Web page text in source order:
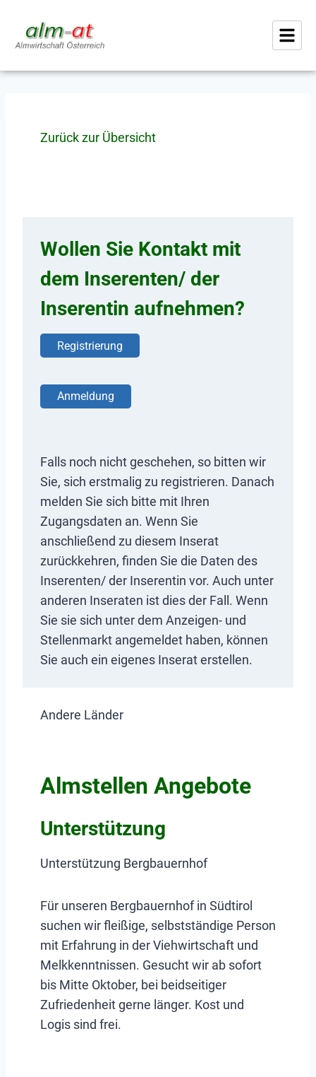
Zurück zur Übersicht
Wollen Sie Kontakt mit
dem Inserenten/ der
Inserentin aufnehmen?
Registrierung
Anmeldung
Falls noch nicht geschehen, so bitten wir
Sie, sich erstmalig zu registrieren. Danach
melden Sie sich bitte mit Ihren
Zugangsdaten an. Wenn Sie
anschließend zu diesem Inserat
zurückkehren, finden Sie die Daten des
Inserenten/ der Inserentin vor. Auch unter
anderen Inseraten ist dies der Fall. Wenn
Sie sie sich unter dem Anzeigen- und
Stellenmarkt angemeldet haben, können
Sie auch ein eigenes Inserat erstellen.
Andere Länder
Almstellen Angebote
Unterstützung
Unterstützung Bergbauernhof
Für unseren Bergbauernhof in Südtirol
suchen wir fleißige, selbstständige Person
mit Erfahrung in der Viehwirtschaft und
Melkkenntnissen. Gesucht wir ab sofort
bis Mitte Oktober, bei beidseitiger
Zufriedenheit gerne länger. Kost und
Logis sind frei.